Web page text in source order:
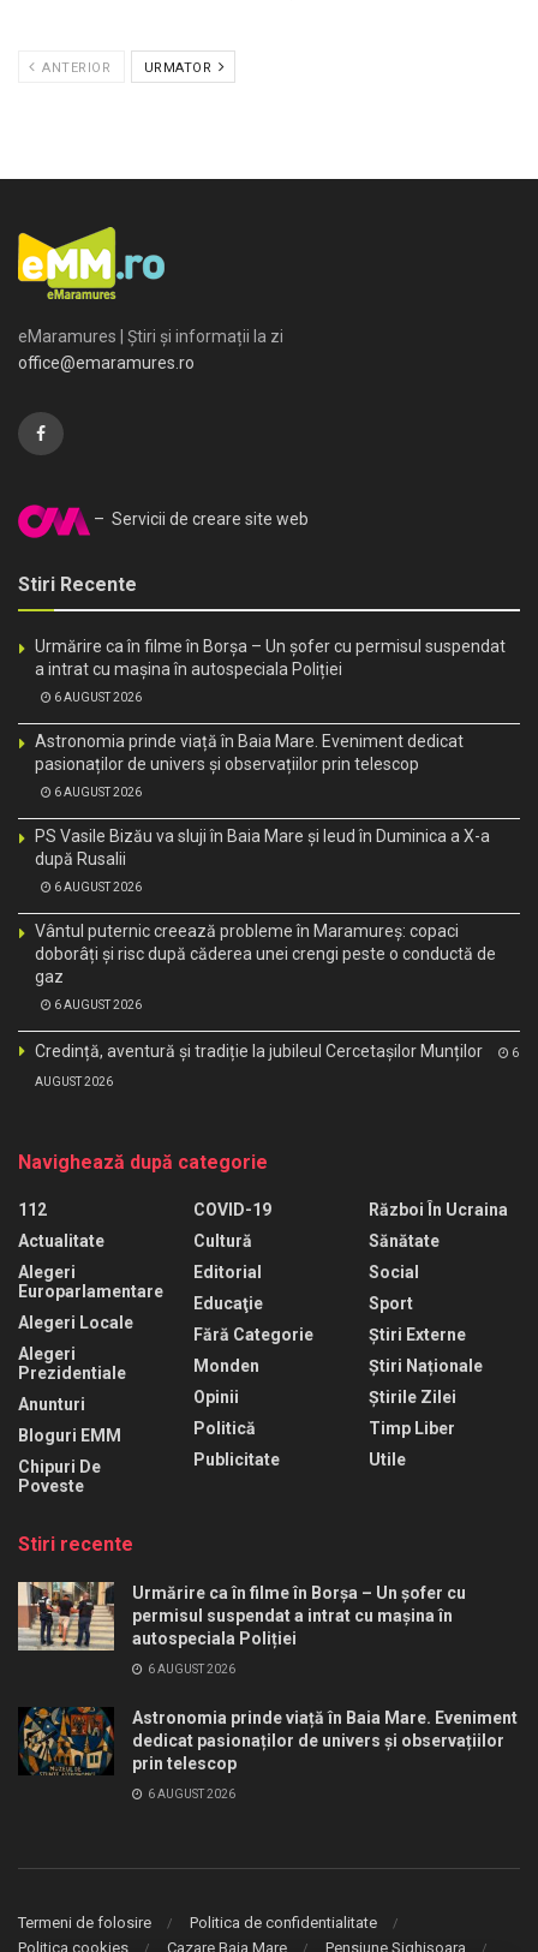
ANTERIOR URMATOR
eMaramures | Știri și informații la zi
office@emaramures.ro
– Servicii de creare site web
Stiri Recente
Urmărire ca în filme în Borșa – Un șofer cu permisul suspendat
a intrat cu mașina în autospeciala Poliției
6 AUGUST 2026
Astronomia prinde viață în Baia Mare. Eveniment dedicat
pasionaților de univers și observațiilor prin telescop
6 AUGUST 2026
PS Vasile Bizău va sluji în Baia Mare și Ieud în Duminica a X-a
după Rusalii
6 AUGUST 2026
Vântul puternic creează probleme în Maramureș: copaci
doborâți și risc după căderea unei crengi peste o conductă de
gaz
6 AUGUST 2026
Credință, aventură și tradiție la jubileul Cercetașilor Munților 6
AUGUST 2026
Navighează după categorie
112
Actualitate
Alegeri
Europarlamentare
Alegeri Locale
Alegeri
Prezidentiale
Anunturi
Bloguri EMM
Chipuri De
Poveste
COVID-19
Cultură
Editorial
Educaţie
Fără Categorie
Monden
Opinii
Politică
Publicitate
Război În Ucraina
Sănătate
Social
Sport
Știri Externe
Știri Naționale
Știrile Zilei
Timp Liber
Utile
Stiri recente
Urmărire ca în filme în Borșa – Un șofer cu
permisul suspendat a intrat cu mașina în
autospeciala Poliției
6 AUGUST 2026
Astronomia prinde viață în Baia Mare. Eveniment
dedicat pasionaților de univers și observațiilor
prin telescop
6 AUGUST 2026
Termeni de folosire
Politica de confidentialitate
Politica cookies
Cazare Baia Mare Pensiune Sighișoara